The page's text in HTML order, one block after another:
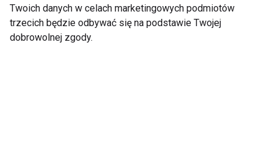
Twoich danych w celach marketingowych podmiotów
trzecich będzie odbywać się na podstawie Twojej
dobrowolnej zgody.